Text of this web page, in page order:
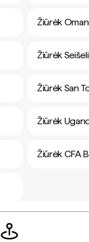
Žiūrėk
Žiūrėk
Žiūrėk San
Žiūrėk
Žiūrėk CFA